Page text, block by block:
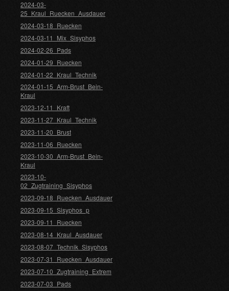
2024-03-
25_Kraul_Ruecken_Ausdauer
2024-03-18_Ruecken
2024-03-11_Mix_Sisyphos
2024-02-26_Pads
2024-01-29_Ruecken
2024-01-22_Kraul_Technik
2024-01-15_Arm-Brust_Bein-
Kraul
2023-12-11_Kraft
2023-11-27_Kraul_Technik
2023-11-20_Brust
2023-11-06_Ruecken
2023-10-30_Arm-Brust_Bein-
Kraul
2023-10-
02_Zugtraining_Sisyphos
2023-09-18_Ruecken_Ausdauer
2023-09-15_Sisyphos_p
2023-09-11_Ruecken
2023-08-14_Kraul_Ausdauer
2023-08-07_Technik_Sisyphos
2023-07-31_Ruecken_Ausdauer
2023-07-10_Zugtraining_Extrem
2023-07-03_Pads